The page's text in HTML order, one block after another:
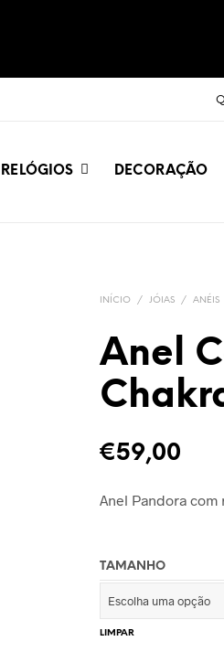
RELÓGIOS DECORAÇÃO
INÍCIO / JÓIAS / ANÉIS
Anel
€59,00
Anel Pandora com
TAMANHO
LIMPAR